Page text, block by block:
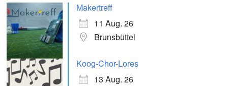
Makertreff
11 Aug. 26
Brunsbüttel
Koog-Chor-Lores
13 Aug. 26